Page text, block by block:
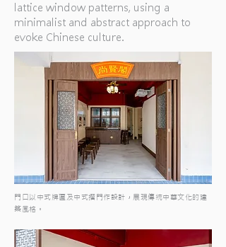
lattice window patterns, using a
minimalist and abstract approach to
evoke Chinese culture.
門口以中式牌匾及中式摺門作設計，展現傳統中華文化的建
築風格。